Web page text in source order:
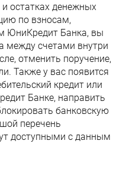
остатках денежных
по взносам,
ЮниКредит Банка, вы
между счетами внутри
отменить поручение,
Также у вас появится
кредит или
Банке, направить
банковскую
перечень
доступными с данным